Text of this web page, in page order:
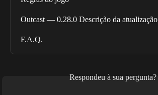
Outcast — 0.28.0 Descrição da atualização
F.A.Q.
Respondeu à sua pergunta?